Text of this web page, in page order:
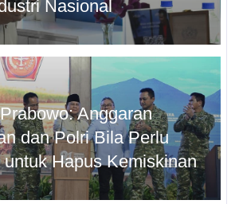
Nasional
Anggaran
dan Polri Bila Perlu
Hapus Kemiskinan